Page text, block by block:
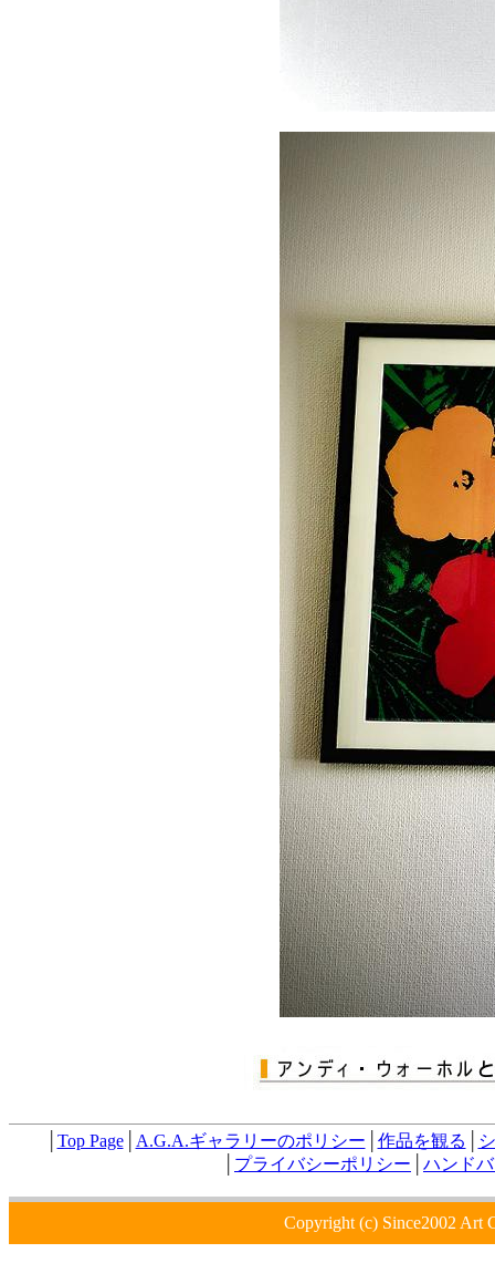
Top Page│ A.G.A.ギャラリーのポリシー 作品を観る
プライバシーポリシー ハンド
Copyright (c) Since2002 Art